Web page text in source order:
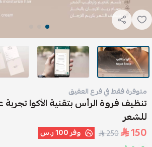
متوفرة فقط في فرع العقيق
تنظيف فروة الرأس بتقنية الأكوا
للشعر
150
250 وفر100 ر.س